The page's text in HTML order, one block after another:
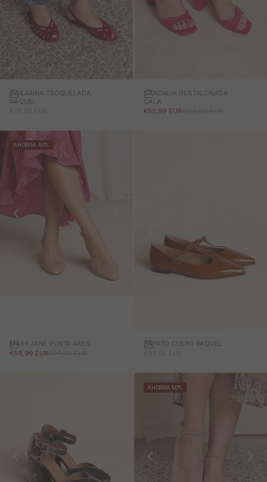
BAILARINA TROQUELADA
RAQUEL
SANDALIA DESTALONADA
CALA
PRECIO DE OFERTA
€52,99 EURPRECIO NORMAL
€105,00 EUR
AHORRA 40%
MARY JANE PUNTA ARES
PRECIO DE OFERTA
€59,99 EURPRECIO NORMAL
€99,95 EUR
ZAPATO CUERO RAQUEL
AHORRA 50%